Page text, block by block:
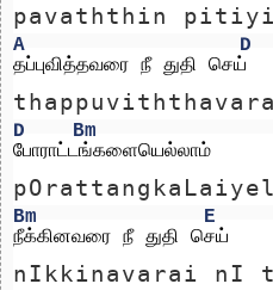
pavaththin
A
D
தப்புவித்தவரை நீ துதி செய்
D
Bm
போராட்டங்களையெல்லாம்
Bm
E
நீக்கினவரை நீ துதி செய்
nIkkinavarai nI